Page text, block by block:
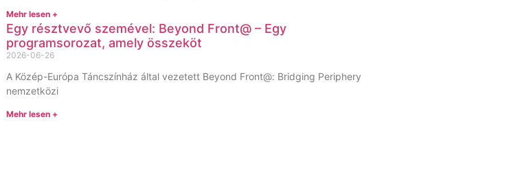
Mehr lesen +
Egy résztvevő szemével: Beyond Front@ – Egy
programsorozat, amely összeköt
2026-06-26
A Közép-Európa Táncszínház által vezetett Beyond Front@: Bridging Periphery
nemzetközi
Mehr lesen +